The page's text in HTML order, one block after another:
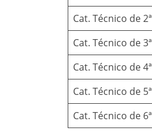
Cat. Técnico de 2ª
Cat. Técnico de 3ª
Cat. Técnico de 4ª
Cat. Técnico de 5ª
Cat. Técnico de 6ª